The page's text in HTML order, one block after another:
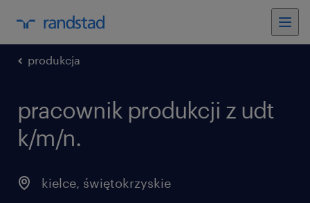
produkcja
pracownik produkcji z udt
k/m/n.
kielce, świętokrzyskie